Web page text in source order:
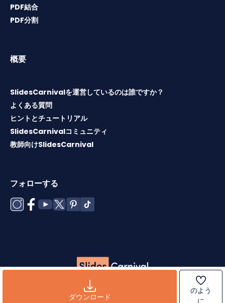
ダウンロード
のよう
に
PDF結合
PDF分割
概要
SlidesCarnivalを運営しているのは誰ですか？
よくある質問
ヒントとチュートリアル
SlidesCarnivalコミュニティ
教師向けSlidesCarnival
フォローする
利用規約 テンプレートライセンス·ク
ッキーポリシー
プライバシーポリシー